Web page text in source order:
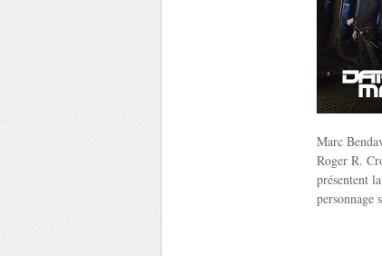
Marc
Roger R.
présentent
personnage